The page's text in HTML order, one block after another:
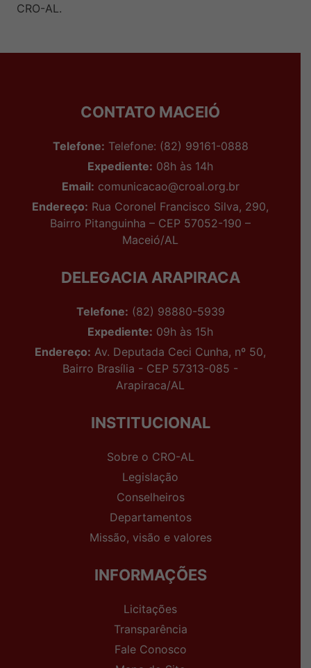
CRO-AL.
CONTATO MACEIÓ
Telefone: Telefone: (82) 99161-0888
Expediente: 08h às 14h
Email: comunicacao@croal.org.br
Endereço: Rua Coronel Francisco Silva, 290,
Bairro Pitanguinha – CEP 57052-190 –
Maceió/AL
DELEGACIA ARAPIRACA
Telefone: (82) 98880-5939
Expediente: 09h às 15h
Endereço: Av. Deputada Ceci Cunha, nº 50,
Bairro Brasília - CEP 57313-085 -
Arapiraca/AL
INSTITUCIONAL
Sobre o CRO-AL
Legislação
Conselheiros
Departamentos
Missão, visão e valores
INFORMAÇÕES
Licitações
Transparência
Fale Conosco